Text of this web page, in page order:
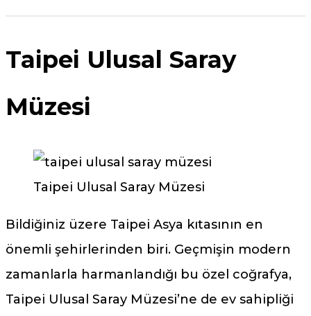
Taipei Ulusal Saray
Müzesi
Taipei Ulusal Saray Müzesi
Bildiğiniz üzere Taipei Asya kıtasının en
önemli şehirlerinden biri. Geçmişin modern
zamanlarla harmanlandığı bu özel coğrafya,
Taipei Ulusal Saray Müzesi’ne de ev sahipliği